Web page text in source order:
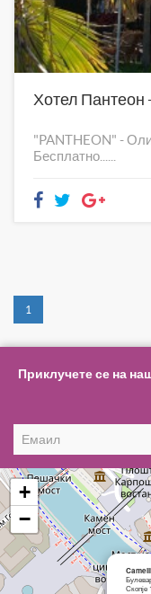
Хотел
"PANTHEON" -
Бесплатно......
1
Приклучете се на
Скопје
+
−